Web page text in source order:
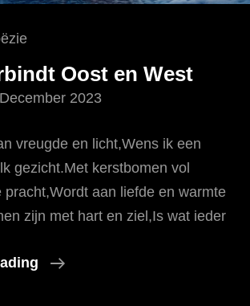
Oost en West
2023
vreugde en licht,Wens ik een
gezicht.Met kerstbomen vol
pracht,Wordt aan liefde en warmte
zijn met hart en ziel,Is wat ieder
Kerst